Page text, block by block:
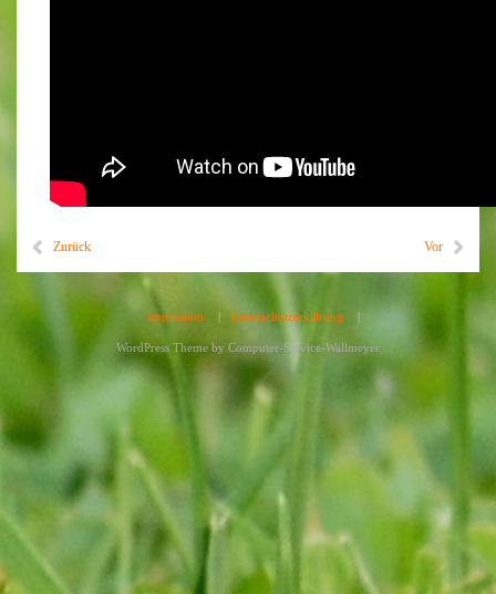
Zurück Vor
Impressum Datenschutzerklärung
WordPress Theme by Computer-Service-Wallmeyer